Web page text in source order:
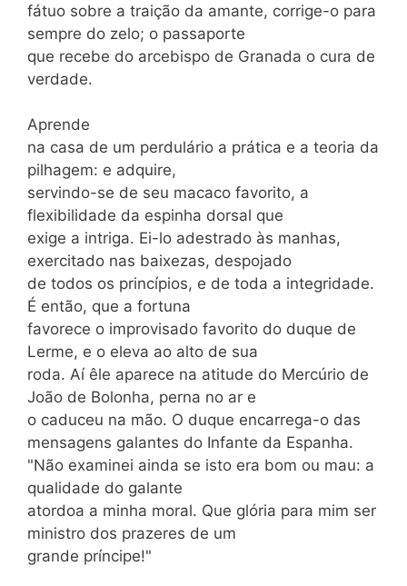
fátuo sobre a traição da amante, corrige-o para
sempre do zelo; o passaporte
que recebe do arcebispo de Granada o cura de
verdade.
Aprende
na casa de um perdulário a prática e a teoria da
pilhagem: e adquire,
servindo-se de seu macaco favorito, a
flexibilidade da espinha dorsal que
exige a intriga. Ei-lo adestrado às manhas,
exercitado nas baixezas, despojado
de todos os princípios, e de toda a integridade.
É então, que a fortuna
favorece o improvisado favorito do duque de
Lerme, e o eleva ao alto de sua
roda. Aí êle aparece na atitude do Mercúrio de
João de Bolonha, perna no ar e
o caduceu na mão. O duque encarrega-o das
mensagens galantes do Infante da Espanha.
"Não examinei ainda se isto era bom ou mau: a
qualidade do galante
atordoa a minha moral. Que glória para mim ser
ministro dos prazeres de um
grande príncipe!"